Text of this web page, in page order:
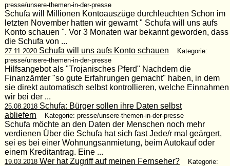
presse/unsere-themen-in-der-presse
Schufa will Millionen Kontoauszüge durchleuchten Schon im
letzten November hatten wir gewarnt " Schufa will uns aufs
Konto schauen ". Vor 3 Monaten war bekannt geworden, dass
die Schufa von ...
27.11.2020Schufa will uns aufs Konto schauen
Kategorie:
presse/unsere-themen-in-der-presse
Hilfsangebot als "Trojanisches Pferd" Nachdem die
Finanzämter "so gute Erfahrungen gemacht" haben, in dem
sie direkt automatisch selbst kontrollieren, welche Einnahmen
wir bei der ...
25.08.2018Schufa: Bürger sollen ihre Daten selbst
abliefern
Kategorie: presse/unsere-themen-in-der-presse
Schufa möchte an den Daten der Menschen noch mehr
verdienen Über die Schufa hat sich fast Jede/r mal geärgert,
sei es bei einer Wohnungsanmietung, beim Autokauf oder
einem Kreditantrag. Eine ...
19.03.2018Wer hat Zugriff auf meinen Fernseher?
Kategorie: